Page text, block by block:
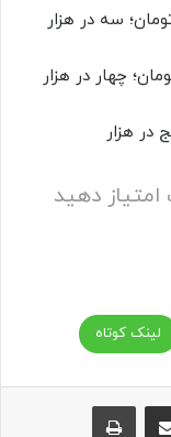
دهید
لینک کوتاه
اشتراک گذاری از طریق ایمیل چاپ